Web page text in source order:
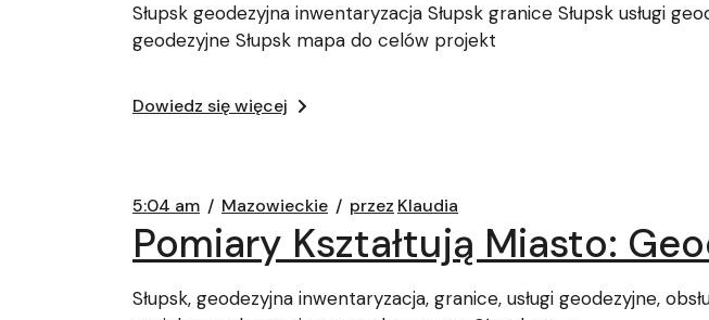
Słupsk geodezyjna inwentaryzacja Słupsk granice Słupsk usługi
geodezyjne Słupsk mapa do celów projekt
Dowiedz się więcej
5:04 am Mazowieckie przez Klaudia
Pomiary Kształtują Miasto:
Słupsk, geodezyjna inwentaryzacja, granice, usługi geodezyjne,